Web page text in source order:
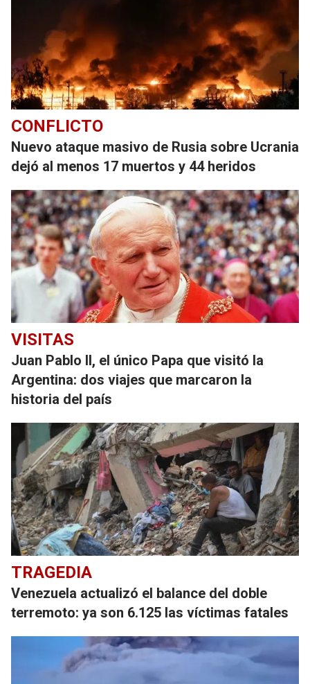
CONFLICTO
Nuevo ataque masivo de Rusia sobre Ucrania
dejó al menos 17 muertos y 44 heridos
VISITAS
Juan Pablo II, el único Papa que visitó la
Argentina: dos viajes que marcaron la
historia del país
TRAGEDIA
Venezuela actualizó el balance del doble
terremoto: ya son 6.125 las víctimas fatales